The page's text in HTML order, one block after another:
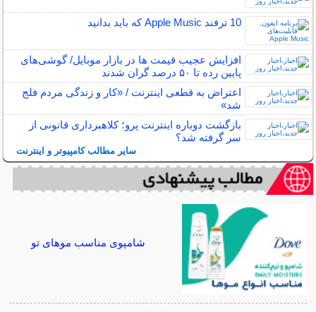
10 ترفند Apple Music که باید بدانید
افزایش عجیب قیمت ها در بازار موبایل/ گوشی‌های
پایین رده تا ۵۰ درصد گران شدند
اعتراض به قطعی اینترنت / «کار و زندگی مردم فلج
شد»
بازگشت دوباره اینترنت پرو؛ کلاهبرداری قانونی از
سر گرفته شد؟
سایر مطالب کامپیوتر و اینترنت
شامپوی مناسب موهای تو